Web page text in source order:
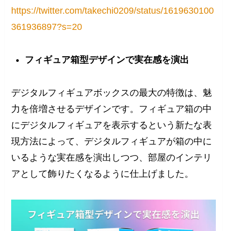
https://twitter.com/takechi0209/status/1619630100
361936897?s=20
フィギュア箱型デザインで実在感を演出
デジタルフィギュアボックスの最大の特徴は、魅
力を倍増させるデザインです。フィギュア箱の中
にデジタルフィギュアを表示するという新たな表
現方法によって、デジタルフィギュアが箱の中に
いるような実在感を演出しつつ、部屋のインテリ
アとして飾りたくなるように仕上げました。